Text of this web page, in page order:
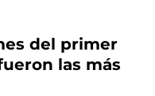
del primer
las más